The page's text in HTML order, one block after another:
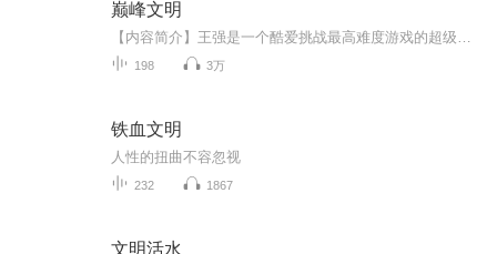
巅峰文明
198 3万
铁血文明
人性的扭曲不容忽视
232 1867
文明活水